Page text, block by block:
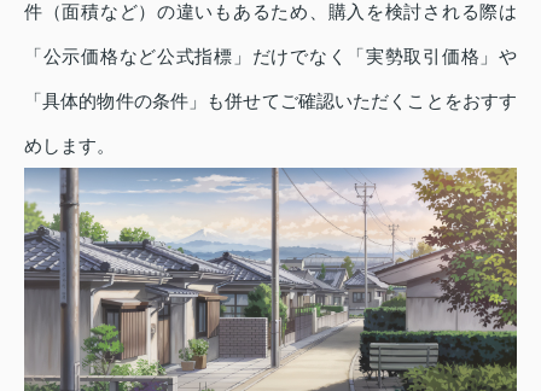
件（面積など）の違いもあるため、購入を検討される際は
「公示価格など公式指標」だけでなく「実勢取引価格」や
「具体的物件の条件」も併せてご確認いただくことをおすす
めします。